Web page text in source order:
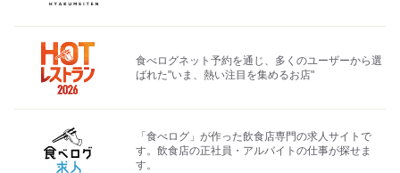
食べログネット予約を通じ、多くのユーザーから選
ばれた"いま、熱い注目を集めるお店"
「食べログ」が作った飲食店専門の求人サイトで
す。飲食店の正社員・アルバイトの仕事が探せま
す。